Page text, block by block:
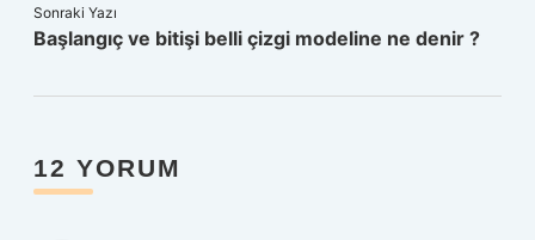
Sonraki Yazı
Başlangıç ve bitişi belli çizgi modeline ne denir ?
12 YORUM